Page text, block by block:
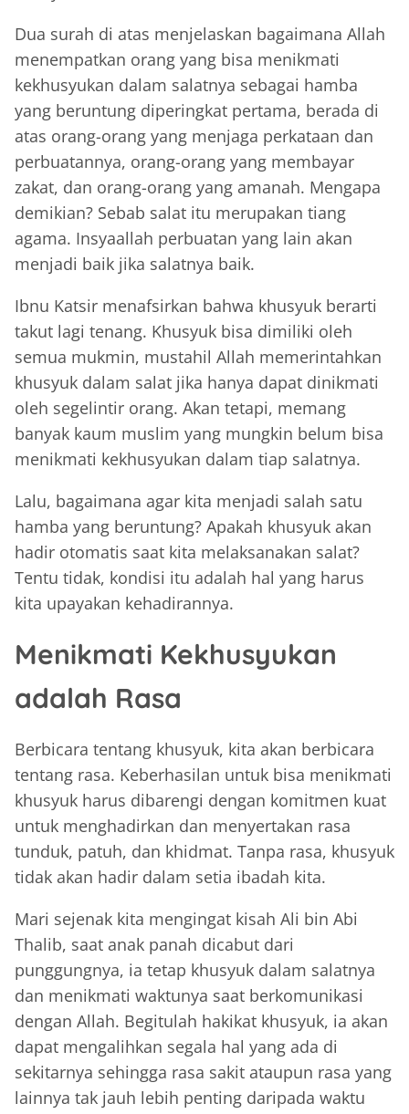
Dua surah di atas menjelaskan bagaimana Allah
menempatkan orang yang bisa menikmati
kekhusyukan dalam salatnya sebagai hamba
yang beruntung diperingkat pertama, berada di
atas orang-orang yang menjaga perkataan dan
perbuatannya, orang-orang yang membayar
zakat, dan orang-orang yang amanah. Mengapa
demikian? Sebab salat itu merupakan tiang
agama. Insyaallah perbuatan yang lain akan
menjadi baik jika salatnya baik.
Ibnu Katsir menafsirkan bahwa khusyuk berarti
takut lagi tenang. Khusyuk bisa dimiliki oleh
semua mukmin, mustahil Allah memerintahkan
khusyuk dalam salat jika hanya dapat dinikmati
oleh segelintir orang. Akan tetapi, memang
banyak kaum muslim yang mungkin belum bisa
menikmati kekhusyukan dalam tiap salatnya.
Lalu, bagaimana agar kita menjadi salah satu
hamba yang beruntung? Apakah khusyuk akan
hadir otomatis saat kita melaksanakan salat?
Tentu tidak, kondisi itu adalah hal yang harus
kita upayakan kehadirannya.
Menikmati Kekhusyukan
adalah Rasa
Berbicara tentang khusyuk, kita akan berbicara
tentang rasa. Keberhasilan untuk bisa menikmati
khusyuk harus dibarengi dengan komitmen kuat
untuk menghadirkan dan menyertakan rasa
tunduk, patuh, dan khidmat. Tanpa rasa, khusyuk
tidak akan hadir dalam setia ibadah kita.
Mari sejenak kita mengingat kisah Ali bin Abi
Thalib, saat anak panah dicabut dari
punggungnya, ia tetap khusyuk dalam salatnya
dan menikmati waktunya saat berkomunikasi
dengan Allah. Begitulah hakikat khusyuk, ia akan
dapat mengalihkan segala hal yang ada di
sekitarnya sehingga rasa sakit ataupun rasa yang
lainnya tak jauh lebih penting daripada waktu